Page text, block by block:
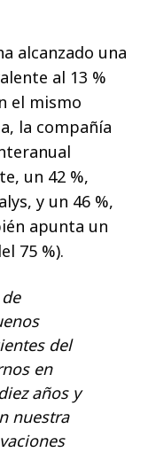
alcanzado una
al 13 %
el mismo
la compañía
un 42 %,
y un 46 %,
apunta un
75 %).
del
en
años y
nuestra